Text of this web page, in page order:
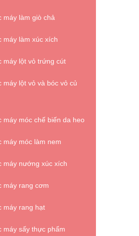
máy làm giò chả
máy làm xúc xích
máy lột vỏ trứng cút
máy lột vỏ và bóc vỏ củ
máy móc chế biến da heo
máy móc làm nem
máy nướng xúc xích
máy rang cơm
máy rang hạt
máy sấy thực phẩm